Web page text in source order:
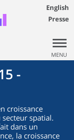
English
Presse
MENU
-
croissance
spatial.
dans un
la croissance